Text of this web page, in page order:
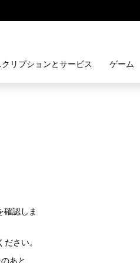
リプションとサービス ゲーム
確認しま
さい。
あと、